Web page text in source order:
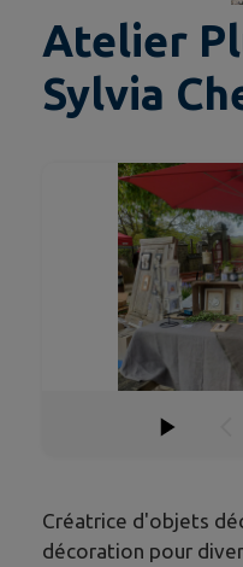
Atelier
Sylvia
Créatrice d'objets
décoration pour